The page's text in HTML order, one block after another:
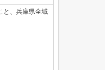
と、兵庫県全域